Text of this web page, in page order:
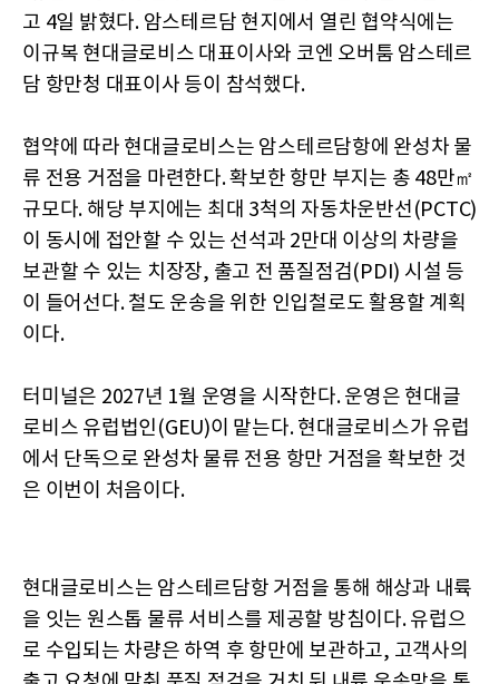
고 4일 밝혔다. 암스테르담 현지에서 열린 협약식에는
이규복 현대글로비스 대표이사와 코엔 오버툼 암스테르
담 항만청 대표이사 등이 참석했다.
협약에 따라 현대글로비스는 암스테르담항에 완성차 물
류 전용 거점을 마련한다. 확보한 항만 부지는 총 48만㎡
규모다. 해당 부지에는 최대 3척의 자동차운반선(PCTC)
이 동시에 접안할 수 있는 선석과 2만대 이상의 차량을
보관할 수 있는 치장장, 출고 전 품질점검(PDI) 시설 등
이 들어선다. 철도 운송을 위한 인입철로도 활용할 계획
이다.
터미널은 2027년 1월 운영을 시작한다. 운영은 현대글
로비스 유럽법인(GEU)이 맡는다. 현대글로비스가 유럽
에서 단독으로 완성차 물류 전용 항만 거점을 확보한 것
은 이번이 처음이다.
현대글로비스는 암스테르담항 거점을 통해 해상과 내륙
을 잇는 원스톱 물류 서비스를 제공할 방침이다. 유럽으
로 수입되는 차량은 하역 후 항만에 보관하고, 고객사의